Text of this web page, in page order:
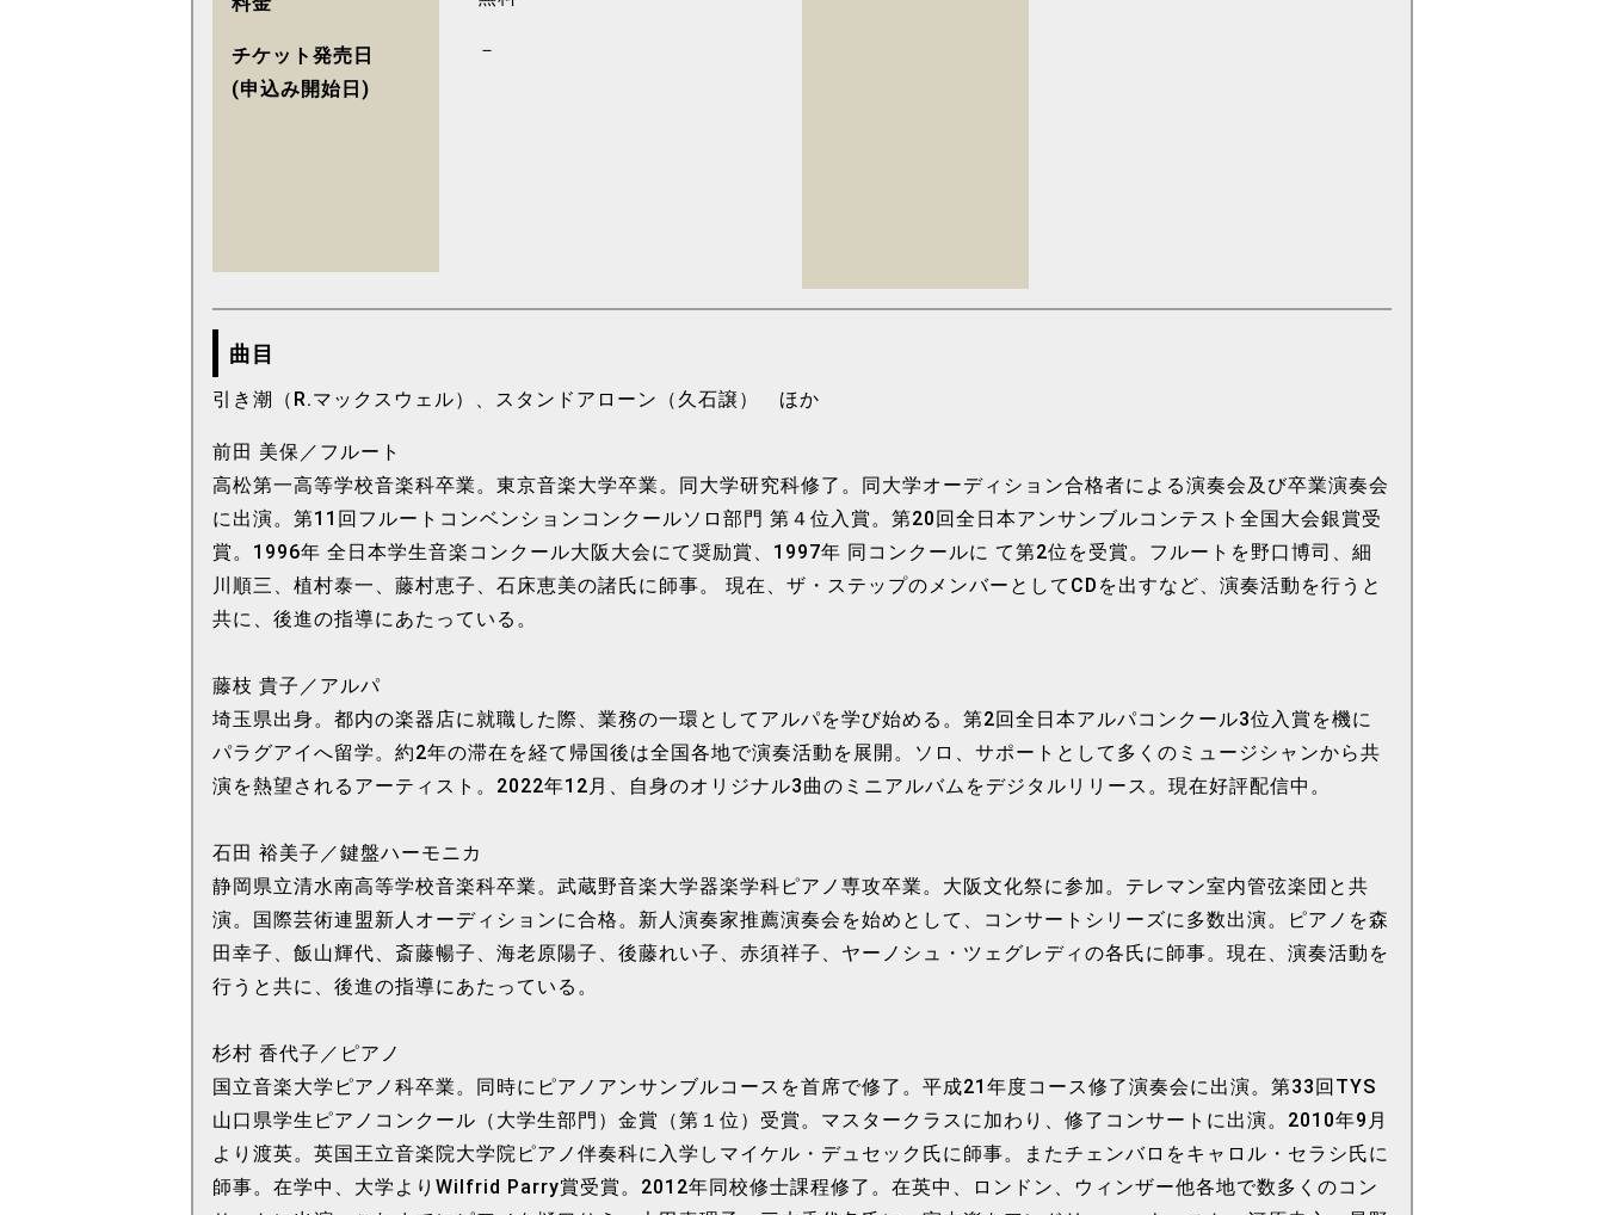
チケット発売日
(申込み開始日)
－
曲目
引き潮（R.マックスウェル）、スタンドアローン（久石譲） ほか
前田 美保／フルート
高松第一高等学校音楽科卒業。東京音楽大学卒業。同大学研究科修了。同大学オーディション合格者による演奏会及び卒業演奏会
に出演。第11回フルートコンベンションコンクールソロ部門 第４位入賞。第20回全日本アンサンブルコンテスト全国大会銀賞受
賞。1996年 全日本学生音楽コンクール大阪大会にて奨励賞、1997年 同コンクールに て第2位を受賞。フルートを野口博司、細
川順三、植村泰一、藤村恵子、石床恵美の諸氏に師事。 現在、ザ・ステップのメンバーとしてCDを出すなど、演奏活動を行うと
共に、後進の指導にあたっている。
藤枝 貴子／アルパ
埼玉県出身。都内の楽器店に就職した際、業務の一環としてアルパを学び始める。第2回全日本アルパコンクール3位入賞を機に
パラグアイへ留学。約2年の滞在を経て帰国後は全国各地で演奏活動を展開。ソロ、サポートとして多くのミュージシャンから共
演を熱望されるアーティスト。2022年12月、自身のオリジナル3曲のミニアルバムをデジタルリリース。現在好評配信中。
石田 裕美子／鍵盤ハーモニカ
静岡県立清水南高等学校音楽科卒業。武蔵野音楽大学器楽学科ピアノ専攻卒業。大阪文化祭に参加。テレマン室内管弦楽団と共
演。国際芸術連盟新人オーディションに合格。新人演奏家推薦演奏会を始めとして、コンサートシリーズに多数出演。ピアノを森
田幸子、飯山輝代、斎藤暢子、海老原陽子、後藤れい子、赤須祥子、ヤーノシュ・ツェグレディの各氏に師事。現在、演奏活動を
行うと共に、後進の指導にあたっている。
杉村 香代子／ピアノ
国立音楽大学ピアノ科卒業。同時にピアノアンサンブルコースを首席で修了。平成21年度コース修了演奏会に出演。第33回TYS
山口県学生ピアノコンクール（大学生部門）金賞（第１位）受賞。マスタークラスに加わり、修了コンサートに出演。2010年9月
より渡英。英国王立音楽院大学院ピアノ伴奏科に入学しマイケル・デュセック氏に師事。またチェンバロをキャロル・セラシ氏に
師事。在学中、大学よりWilfrid Parry賞受賞。2012年同校修士課程修了。在英中、ロンドン、ウィンザー他各地で数多くのコン